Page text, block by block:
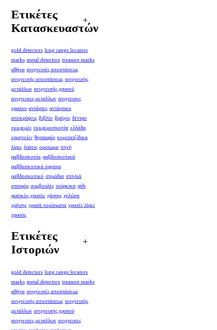
Ετικέτες
Κατασκευαστών
gold detectors long range locators
marks metal detectors treasure marks
αθήνα ανιχνευτές αποστάσεως
ανιχνευτής αποστάσεως ανιχνευτής
μετάλλων ανιχνευτής χρυσού
ανιχνευτες μεταλλων ανιχνευτες
χρυσου αντάρτες αντάρτικα
αποκρύψεις βιβλίο βράχος δέντρο
εκκρεμές εκκρεμοσκοπία ελλάδα
ερμηνείες θησαυρός κομιτατζίδικα
λίρες λύσεις ομοιωμα πηγή
ραβδοσκοπία ραβδοσκοπικά
ραβδοσκοπικά όργανα
ραβδοσκοπικό σημάδια σπηλιά
σταυρός συμβουλές τούρκικα φίδι
φυσικός χρυσός χάρτης χελώνα
χρήσης χρυσά νομίσματα χρυσές λίρες
χρυσός
Ετικέτες
Ιστοριών
gold detectors long range locators
marks metal detectors treasure marks
αθήνα ανιχνευτές αποστάσεως
ανιχνευτής αποστάσεως ανιχνευτής
μετάλλων ανιχνευτής χρυσού
ανιχνευτες μεταλλων ανιχνευτες